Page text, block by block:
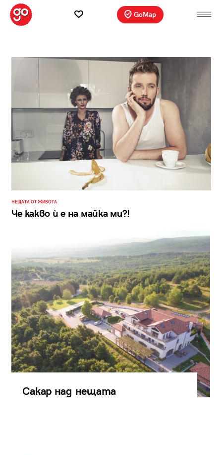
GoMap
НЕЩАТА ОТ ЖИВОТА
Че какво ѝ е на майка ми?!
Сакар над нещата